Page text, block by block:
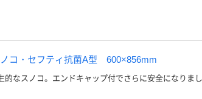
コ・セフティ抗菌A型 600×856mm
的なスノコ。エンドキャップ付でさらに安全になりまし